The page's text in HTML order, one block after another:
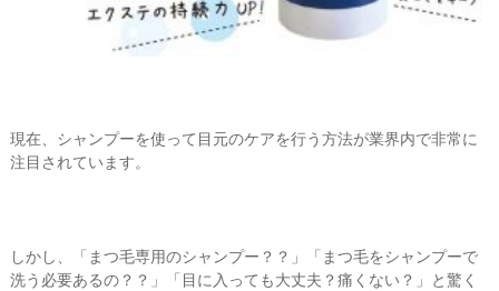
現在、シャンプーを使って目元のケアを行う方法が業界内で非常に
注目されています。
しかし、「まつ毛専用のシャンプー？？」「まつ毛をシャンプーで
洗う必要あるの？？」「目に入っても大丈夫？痛くない？」と驚く